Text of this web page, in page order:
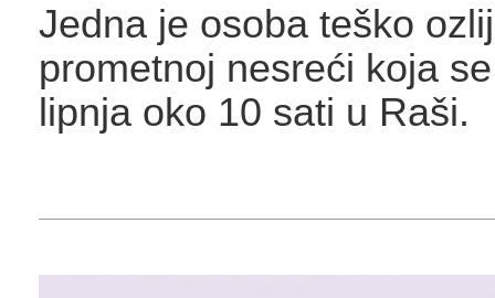
Jedna je osoba teško
prometnoj nesreći koja
lipnja oko 10 sati u Raši.